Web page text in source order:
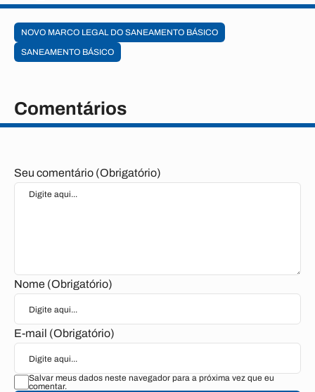
NOVO MARCO LEGAL DO SANEAMENTO BÁSICO
SANEAMENTO BÁSICO
Comentários
Seu comentário (Obrigatório)
Nome (Obrigatório)
E-mail (Obrigatório)
Salvar meus dados neste navegador para a próxima vez que eu
comentar.